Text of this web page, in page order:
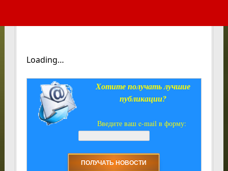
Loading…
Хотите получать лучшие
публикации?
Введите ваш e-mail в форму: